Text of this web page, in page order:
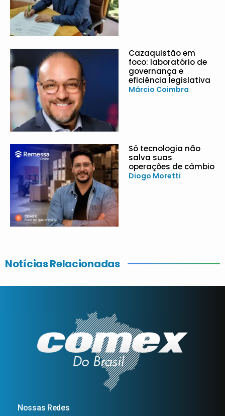
Cazaquistão em
foco: laboratório de
governança e
eficiência legislativa
Márcio Coimbra
Só tecnologia não
salva suas
operações de câmbio
Diogo Moretti
Notícias Relacionadas
Nossas Redes